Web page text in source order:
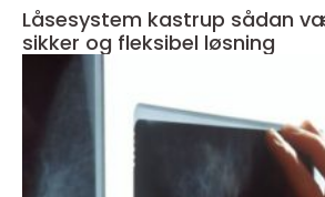
Låsesystem kastrup sådan vælger du en
sikker og fleksibel løsning